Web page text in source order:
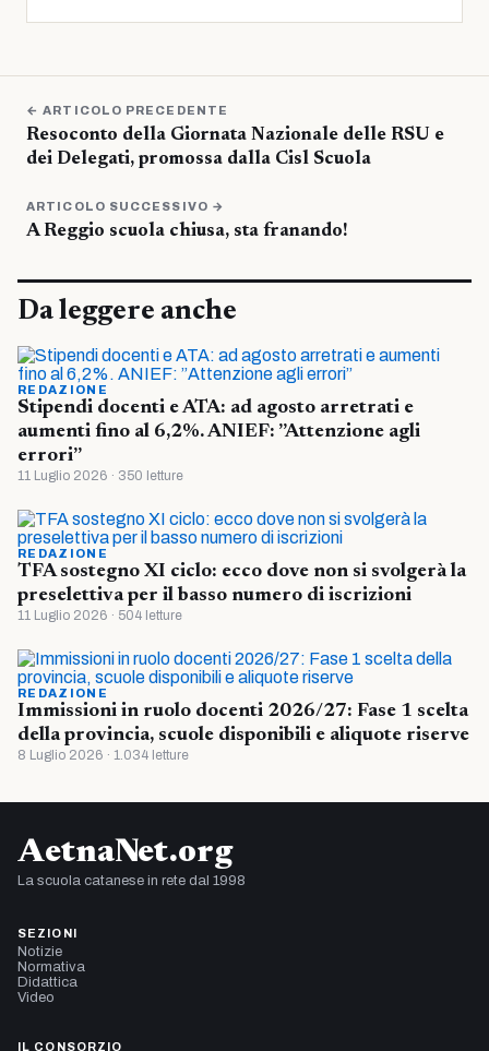
← ARTICOLO PRECEDENTE
Resoconto della Giornata Nazionale delle RSU e
dei Delegati, promossa dalla Cisl Scuola
ARTICOLO SUCCESSIVO →
A Reggio scuola chiusa, sta franando!
Da leggere anche
REDAZIONE
Stipendi docenti e ATA: ad agosto arretrati e
aumenti fino al 6,2%. ANIEF: ”Attenzione agli
errori”
11 Luglio 2026 · 350 letture
REDAZIONE
TFA sostegno XI ciclo: ecco dove non si svolgerà la
preselettiva per il basso numero di iscrizioni
11 Luglio 2026 · 504 letture
REDAZIONE
Immissioni in ruolo docenti 2026/27: Fase 1 scelta
della provincia, scuole disponibili e aliquote riserve
8 Luglio 2026 · 1.034 letture
AetnaNet.org
La scuola catanese in rete dal 1998
SEZIONI
Notizie
Normativa
Didattica
Video
IL CONSORZIO